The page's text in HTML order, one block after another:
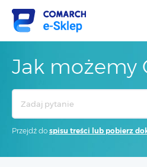
Jak możemy
Przejdź do spisu treści lub pobierz